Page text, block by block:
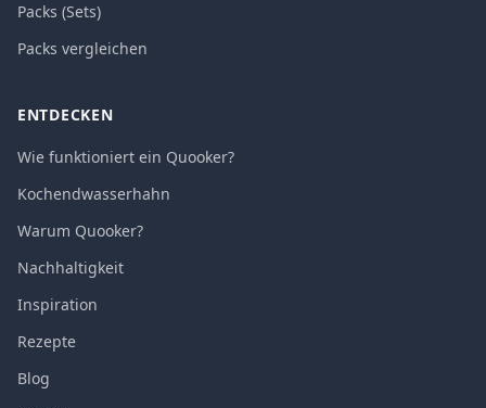
Packs (Sets)
Packs vergleichen
ENTDECKEN
Wie funktioniert ein Quooker?
Kochendwasserhahn
Warum Quooker?
Nachhaltigkeit
Inspiration
Rezepte
Blog